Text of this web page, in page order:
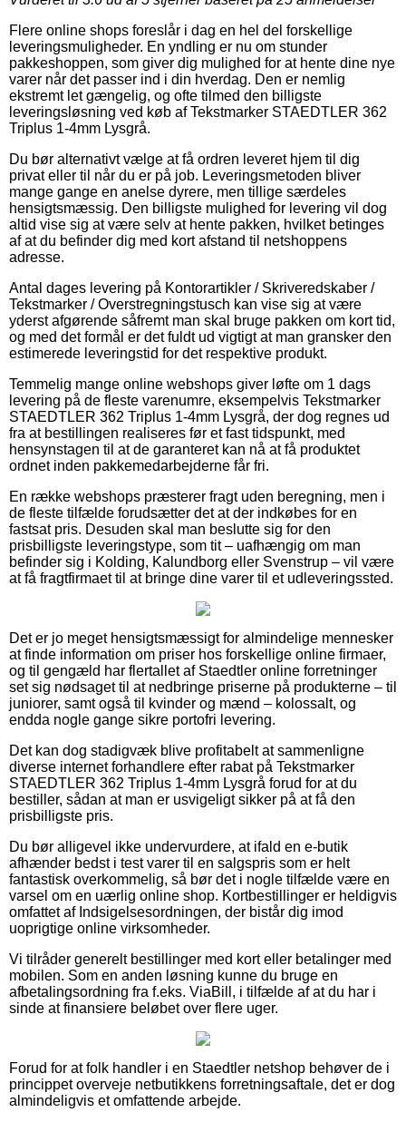
Flere online shops foreslår i dag en hel del forskellige
leveringsmuligheder. En yndling er nu om stunder
pakkeshoppen, som giver dig mulighed for at hente dine nye
varer når det passer ind i din hverdag. Den er nemlig
ekstremt let gængelig, og ofte tilmed den billigste
leveringsløsning ved køb af Tekstmarker STAEDTLER 362
Triplus 1-4mm Lysgrå.
Du bør alternativt vælge at få ordren leveret hjem til dig
privat eller til når du er på job. Leveringsmetoden bliver
mange gange en anelse dyrere, men tillige særdeles
hensigtsmæssig. Den billigste mulighed for levering vil dog
altid vise sig at være selv at hente pakken, hvilket betinges
af at du befinder dig med kort afstand til netshoppens
adresse.
Antal dages levering på Kontorartikler / Skriveredskaber /
Tekstmarker / Overstregningstusch kan vise sig at være
yderst afgørende såfremt man skal bruge pakken om kort tid,
og med det formål er det fuldt ud vigtigt at man gransker den
estimerede leveringstid for det respektive produkt.
Temmelig mange online webshops giver løfte om 1 dags
levering på de fleste varenumre, eksempelvis Tekstmarker
STAEDTLER 362 Triplus 1-4mm Lysgrå, der dog regnes ud
fra at bestillingen realiseres før et fast tidspunkt, med
hensynstagen til at de garanteret kan nå at få produktet
ordnet inden pakkemedarbejderne får fri.
En række webshops præsterer fragt uden beregning, men i
de fleste tilfælde forudsætter det at der indkøbes for en
fastsat pris. Desuden skal man beslutte sig for den
prisbilligste leveringstype, som tit – uafhængig om man
befinder sig i Kolding, Kalundborg eller Svenstrup – vil være
at få fragtfirmaet til at bringe dine varer til et udleveringssted.
Det er jo meget hensigtsmæssigt for almindelige mennesker
at finde information om priser hos forskellige online firmaer,
og til gengæld har flertallet af Staedtler online forretninger
set sig nødsaget til at nedbringe priserne på produkterne – til
juniorer, samt også til kvinder og mænd – kolossalt, og
endda nogle gange sikre portofri levering.
Det kan dog stadigvæk blive profitabelt at sammenligne
diverse internet forhandlere efter rabat på Tekstmarker
STAEDTLER 362 Triplus 1-4mm Lysgrå forud for at du
bestiller, sådan at man er usvigeligt sikker på at få den
prisbilligste pris.
Du bør alligevel ikke undervurdere, at ifald en e-butik
afhænder bedst i test varer til en salgspris som er helt
fantastisk overkommelig, så bør det i nogle tilfælde være en
varsel om en uærlig online shop. Kortbestillinger er heldigvis
omfattet af Indsigelsesordningen, der bistår dig imod
uoprigtige online virksomheder.
Vi tilråder generelt bestillinger med kort eller betalinger med
mobilen. Som en anden løsning kunne du bruge en
afbetalingsordning fra f.eks. ViaBill, i tilfælde af at du har i
sinde at finansiere beløbet over flere uger.
Forud for at folk handler i en Staedtler netshop behøver de i
princippet overveje netbutikkens forretningsaftale, det er dog
almindeligvis et omfattende arbejde.